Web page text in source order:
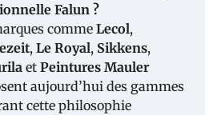
Falun ?
commeLecol,
, Le Royal, Sikkens,
et Peintures Mauler
aujourd’hui des gammes
cette philosophie